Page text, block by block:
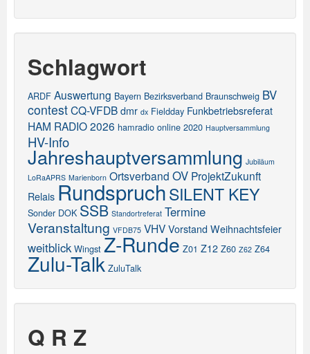
Schlagwort
ARDF Auswertung Bayern Bezirksverband Braunschweig BV
contestCQ-VFDB dmr dx Fieldday Funkbetriebsreferat
HAM RADIO 2026 hamradio online 2020 Hauptversammlung
HV-Info
Jahreshauptversammlung Jubiläum
LoRaAPRS Marienborn Ortsverband OV ProjektZukunft
Relais RundspruchSILENT KEY
Sonder DOK SSB Standortreferat Termine
Veranstaltung VFDB75 VHV Vorstand Weihnachtsfeier
weitblick Wingst Z-Runde Z01 Z12 Z60 Z62 Z64
Zulu-Talk ZuluTalk
Q R Z